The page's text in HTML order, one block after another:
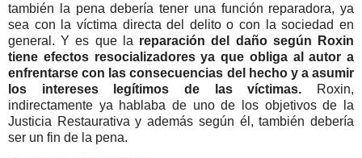
también la pena debería tener una función reparadora, ya
sea con la víctima directa del delito o con la sociedad en
general. Y es que la reparación del daño según Roxin
tiene efectos resocializadores ya que obliga al autor a
enfrentarse con las consecuencias del hecho y a asumir
los intereses legítimos de las víctimas. Roxin,
indirectamente ya hablaba de uno de los objetivos de la
Justicia Restaurativa y además según él, también debería
ser un fin de la pena.